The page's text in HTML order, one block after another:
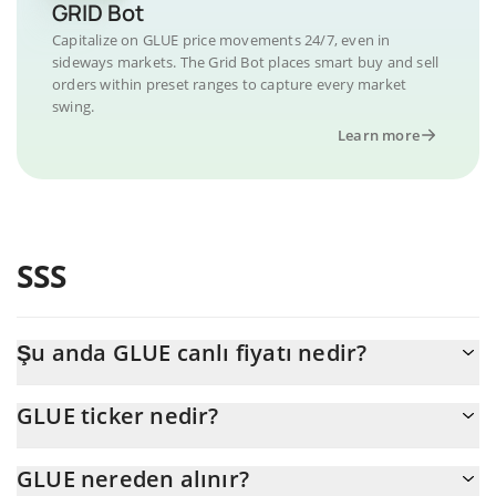
GRID Bot
Capitalize on GLUE price movements 24/7, even in
sideways markets. The Grid Bot places smart buy and sell
orders within preset ranges to capture every market
swing.
Learn more
SSS
Şu anda GLUE canlı fiyatı nedir?
GLUE ticker nedir?
GLUE nereden alınır?